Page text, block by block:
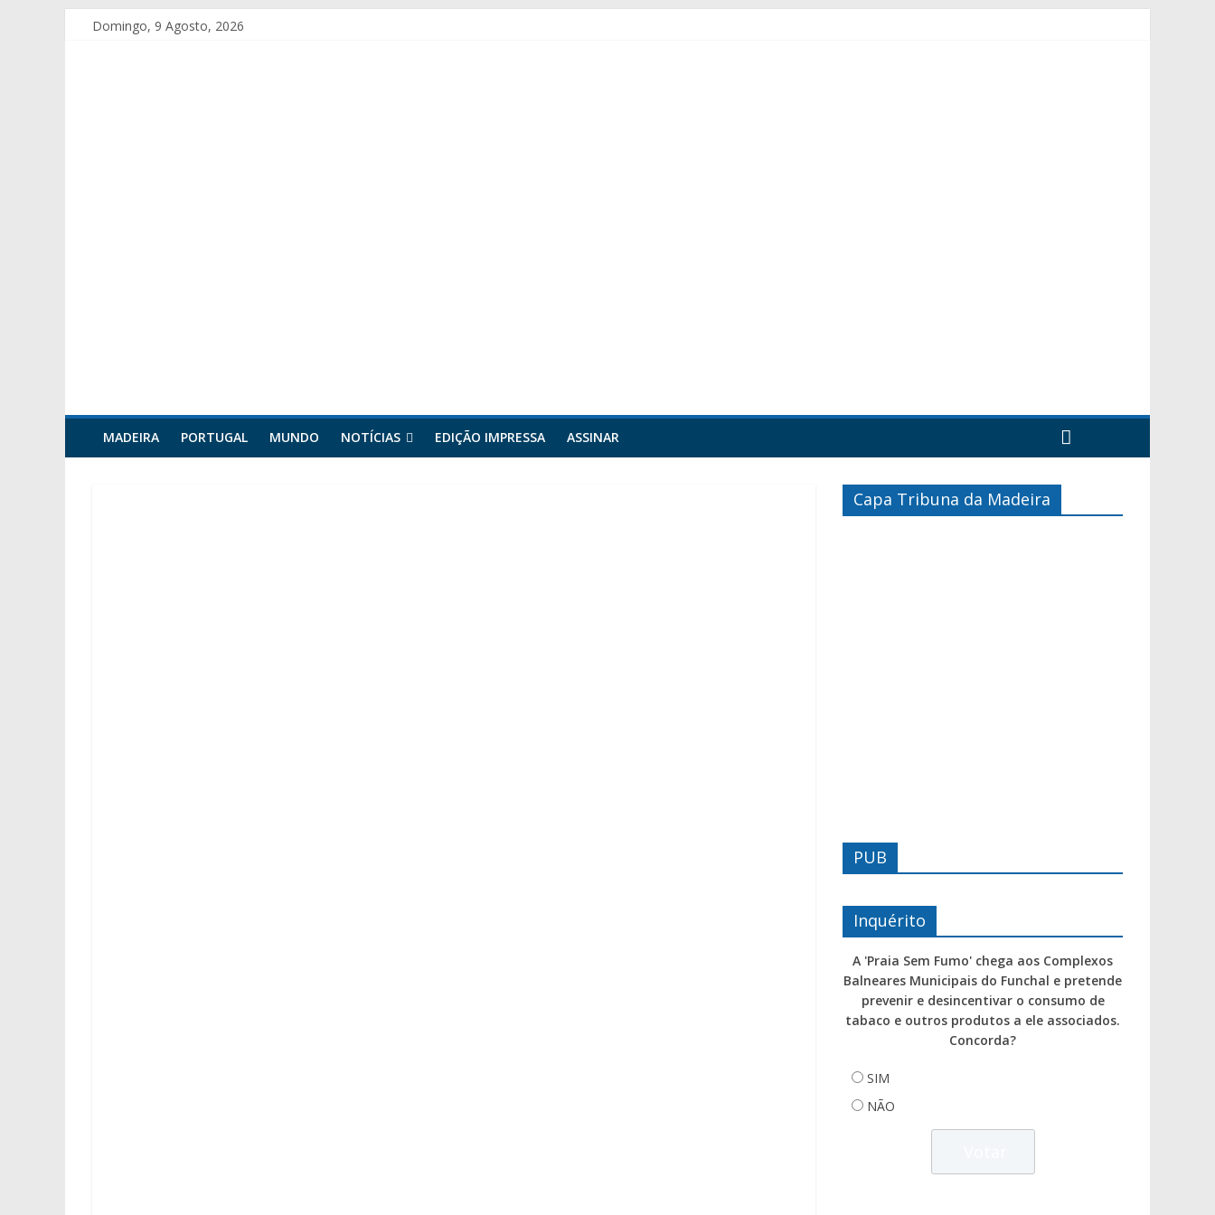
Domingo, 9 Agosto, 2026
MADEIRA PORTUGAL MUNDO NOTÍCIAS EDIÇÃO IMPRESSA ASSINAR
Capa Tribuna da Madeira
PUB
Inquérito
A 'Praia Sem Fumo' chega aos Complexos
Balneares Municipais do Funchal e pretende
prevenir e desincentivar o consumo de
tabaco e outros produtos a ele associados.
Concorda?
SIM
NÃO